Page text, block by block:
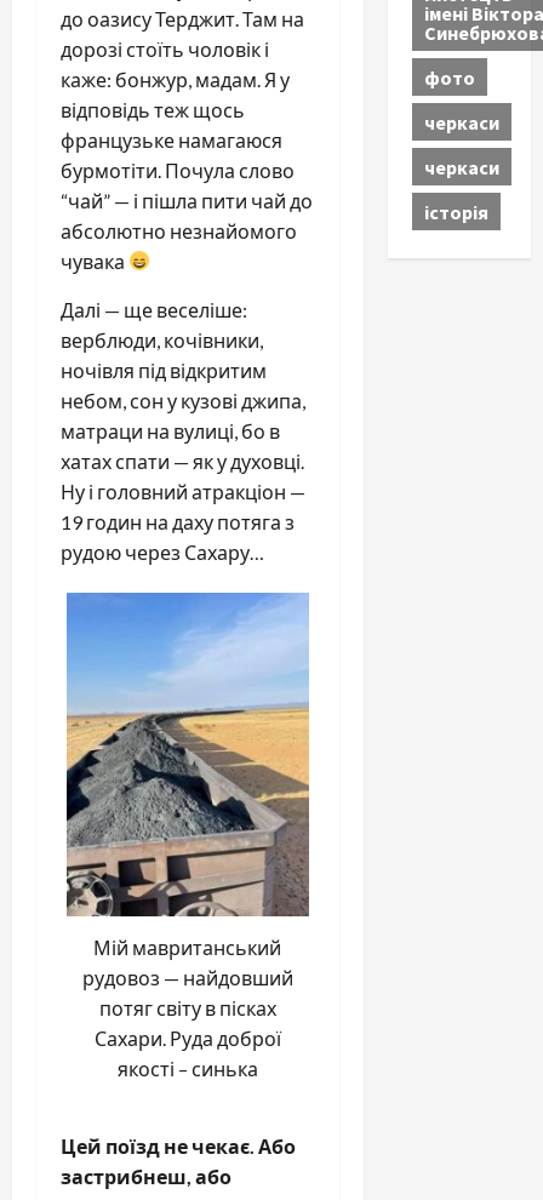
до оазису Терджит. Там на
дорозі стоїть чоловік і
каже: бонжур, мадам. Я у
відповідь теж щось
французьке намагаюся
бурмотіти. Почула слово
“чай” — і пішла пити чай до
абсолютно незнайомого
чувака
Далі — ще веселіше:
верблюди, кочівники,
ночівля під відкритим
небом, сон у кузові джипа,
матраци на вулиці, бо в
хатах спати — як у духовці.
Ну і головний атракціон —
19 годин на даху потяга з
рудою через Сахару…
Мій мавританський
рудовоз — найдовший
потяг світу в пісках
Сахари. Руда доброї
якості – синька
Цей поїзд не чекає. Або
застрибнеш, або
імені Віктора
фото
черкаси
черкаси
історія